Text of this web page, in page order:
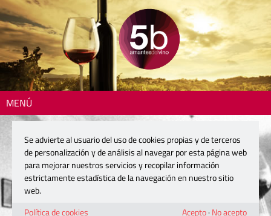
MENÚ
Se advierte al usuario del uso de cookies propias y de terceros
de personalización y de análisis al navegar por esta página web
para mejorar nuestros servicios y recopilar información
estrictamente estadística de la navegación en nuestro sitio
web.
Política de cookies
Acepto· No acepto